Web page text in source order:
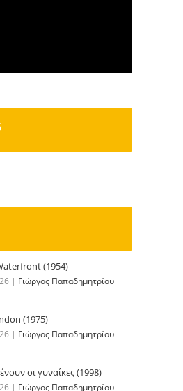
(1954)
| Γιώργος Παπαδημητρίου
(1975)
| Γιώργος Παπαδημητρίου
οι γυναίκες (1998)
| Γιώργος Παπαδημητρίου